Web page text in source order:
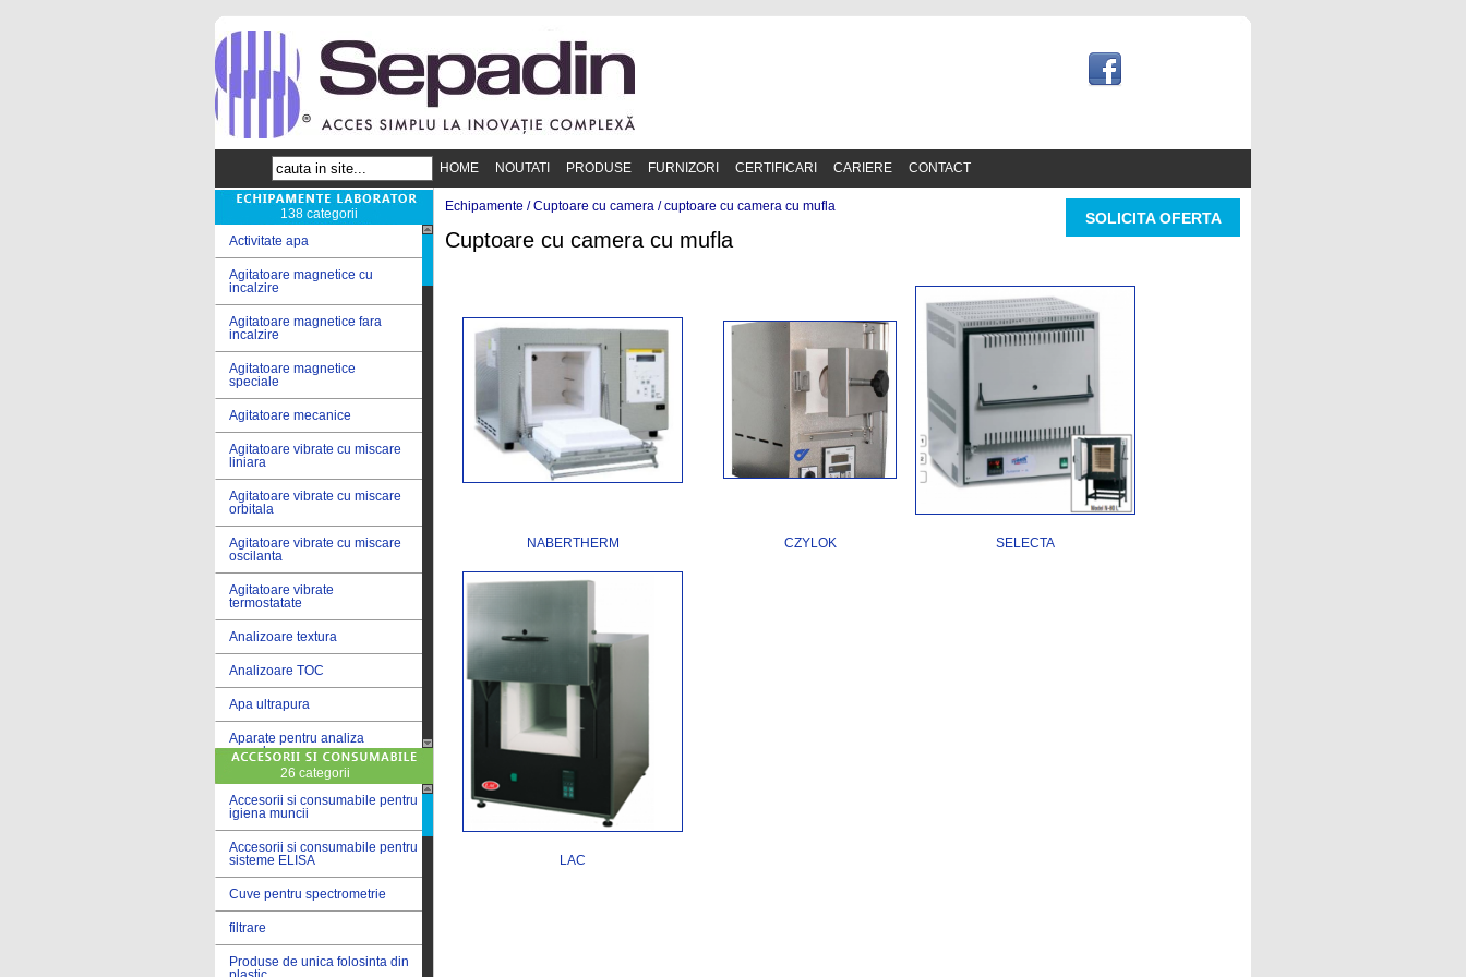
HOME NOUTATI PRODUSE FURNIZORI CERTIFICARI CARIERE CONTACT
138 categorii
Activitate apa
Agitatoare magnetice cu
incalzire
Agitatoare magnetice fara
incalzire
Agitatoare magnetice
speciale
Agitatoare mecanice
Agitatoare vibrate cu miscare
liniara
Agitatoare vibrate cu miscare
orbitala
Agitatoare vibrate cu miscare
oscilanta
Agitatoare vibrate
termostatate
Analizoare textura
Analizoare TOC
Apa ultrapura
Aparate pentru analiza
cereale
Aparate pentru testare lacuri
si vopsele
Aparate pentru testare lapte
Autoclave
Bai de apa
Bai de apa vibrate
Bai de calibrare
26 categorii
Accesorii si consumabile pentru
igiena muncii
Accesorii si consumabile pentru
sisteme ELISA
Cuve pentru spectrometrie
filtrare
Produse de unica folosinta din
Echipamente /Cuptoare cu camera /cuptoare cu camera cu mufla
SOLICITA OFERTA
Cuptoare cu camera cu mufla
NABERTHERM CZYLOK SELECTA
LAC